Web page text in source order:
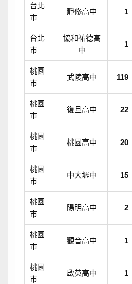
台北
市
靜修高中 1
台北
市
協和祐德高
中
1
桃園
市
武陵高中 119
桃園
市
復旦高中 22
桃園
市
桃園高中 20
桃園
市
中大壢中 15
桃園
市
陽明高中 2
桃園
市
觀音高中 1
桃園
市
啟英高中 1